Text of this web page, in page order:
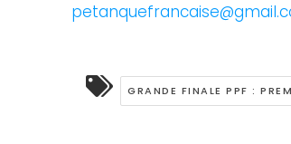
GRANDE FINALE PPF :